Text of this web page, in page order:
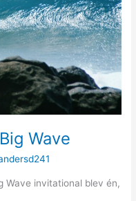
Wave
Wave invitational blev én,